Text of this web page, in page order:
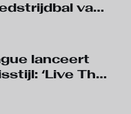
van
lanceert
‘Live The